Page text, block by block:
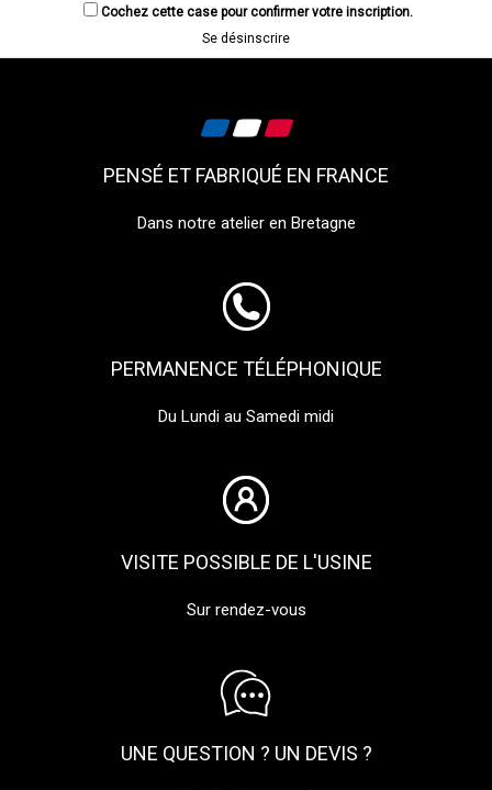
Cochez cette case pour confirmer votre inscription.
Se désinscrire
PENSÉ ET FABRIQUÉ EN FRANCE
Dans notre atelier en Bretagne
PERMANENCE TÉLÉPHONIQUE
Du Lundi au Samedi midi
VISITE POSSIBLE DE L'USINE
Sur rendez-vous
UNE QUESTION ? UN DEVIS ?